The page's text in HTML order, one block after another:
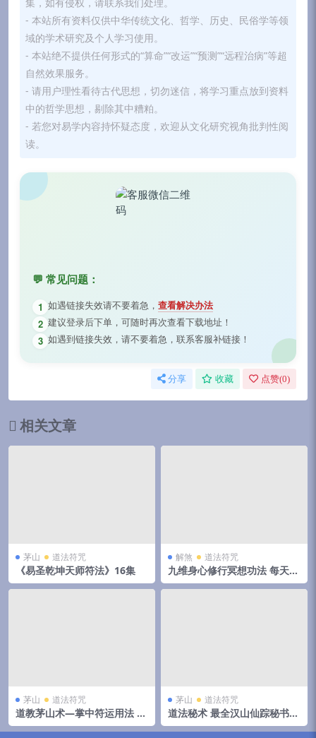
- 本站所有资料仅供中华传统文化、哲学、历史、民俗学等领
域的学术研究及个人学习使用。
- 本站绝不提供任何形式的“算命”“改运”“预测”“远程治病”等超
自然效果服务。
- 请用户理性看待古代思想，切勿迷信，将学习重点放到资料
中的哲学思想，剔除其中糟粕。
- 若您对易学内容持怀疑态度，欢迎从文化研究视角批判性阅
读。
💬 常见问题：
1 如遇链接失效请不要着急， 查看解决办法
2 建议登录后下单，可随时再次查看下载地址！
3 如遇到链接失效，请不要着急，联系客服补链接！
分享 收藏 点赞(0)
相关文章
茅山 道法符咒
《易圣乾坤天师符法》16集
解煞 道法符咒
九维身心修行冥想功法 每天10
分钟提升精气神，让效率翻
倍、喜乐自在
茅山 道法符咒
道教茅山术—掌中符运用法 免
费结缘
茅山 道法符咒
道法秘术 最全汉山仙踪秘书道
法秘术 百度网盘下载